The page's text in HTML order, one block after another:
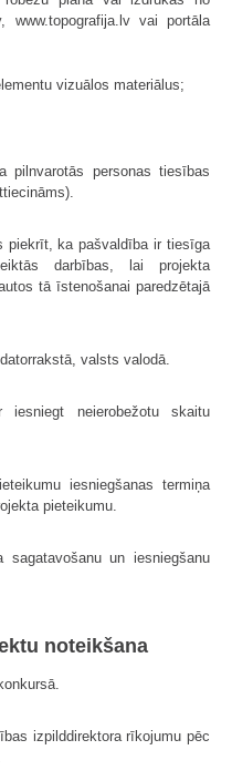
www.topografija.lv vai portāla
vizuālos materiālus;
pilnvarotās personas tiesības
piekrīt, ka pašvaldība ir tiesīga
darbības, lai projekta
tā īstenošanai paredzētajā
valsts valodā.
iesniegt neierobežotu skaitu
iesniegšanas termiņa
pieteikumu.
un iesniegšanu
noteikšana
izpilddirektora rīkojumu pēc